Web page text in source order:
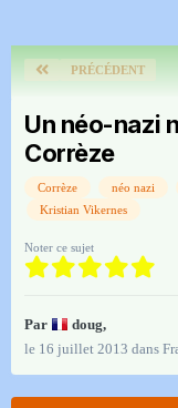
PRÉCÉDENT
Un néo-nazi
Corrèze
Corrèze néo nazi
Kristian Vikernes
Noter ce sujet
Par doug,
le 16 juillet 2013 dans